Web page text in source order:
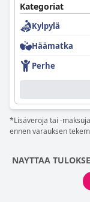
Kategoriat
Kylpylä
Häämatka
Perhe
*Lisäveroja tai -
ennen varauksen
NAYTTAA